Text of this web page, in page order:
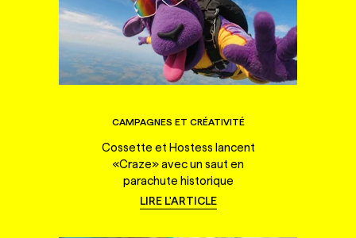
CAMPAGNES ET CRÉATIVITÉ
Cossette et Hostess lancent
«Craze» avec un saut en
parachute historique
LIRE L'ARTICLE